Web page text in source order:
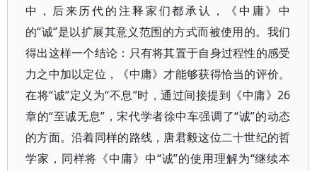
中，后来历代的注释家们都承认，《中庸》中
的“诚”是以扩展其意义范围的方式而被使用的。我们
得出这样一个结论：只有将其置于自身过程性的感受
力之中加以定位，《中庸》才能够获得恰当的评价。
在将“诚”定义为“不息”时，通过间接提到《中庸》26
章的“至诚无息”，宋代学者徐中车强调了“诚”的动态
的方面。沿着同样的路线，唐君毅这位二十世纪的哲
学家，同样将《中庸》中“诚”的使用理解为“继续本